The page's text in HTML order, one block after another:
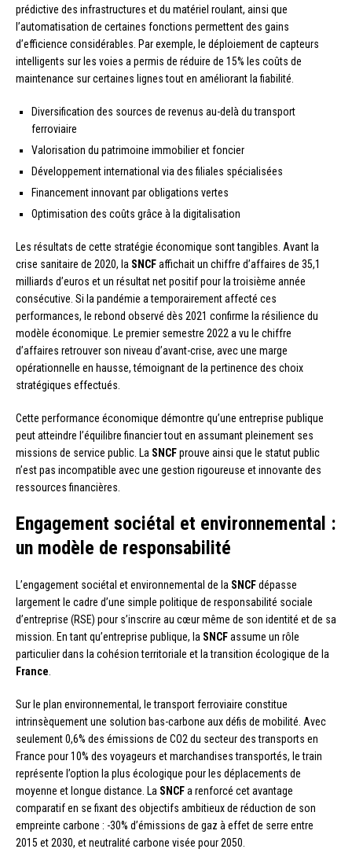
prédictive des infrastructures et du matériel roulant, ainsi que
l’automatisation de certaines fonctions permettent des gains
d’efficience considérables. Par exemple, le déploiement de capteurs
intelligents sur les voies a permis de réduire de 15% les coûts de
maintenance sur certaines lignes tout en améliorant la fiabilité.
Diversification des sources de revenus au-delà du transport
ferroviaire
Valorisation du patrimoine immobilier et foncier
Développement international via des filiales spécialisées
Financement innovant par obligations vertes
Optimisation des coûts grâce à la digitalisation
Les résultats de cette stratégie économique sont tangibles. Avant la
crise sanitaire de 2020, la SNCFaffichait un chiffre d’affaires de 35,1
milliards d’euros et un résultat net positif pour la troisième année
consécutive. Si la pandémie a temporairement affecté ces
performances, le rebond observé dès 2021 confirme la résilience du
modèle économique. Le premier semestre 2022 a vu le chiffre
d’affaires retrouver son niveau d’avant-crise, avec une marge
opérationnelle en hausse, témoignant de la pertinence des choix
stratégiques effectués.
Cette performance économique démontre qu’une entreprise publique
peut atteindre l’équilibre financier tout en assumant pleinement ses
missions de service public. La SNCFprouve ainsi que le statut public
n’est pas incompatible avec une gestion rigoureuse et innovante des
ressources financières.
Engagement sociétal et environnemental :
un modèle de responsabilité
L’engagement sociétal et environnemental de la SNCFdépasse
largement le cadre d’une simple politique de responsabilité sociale
d’entreprise (RSE) pour s’inscrire au cœur même de son identité et de sa
mission. En tant qu’entreprise publique, la SNCFassume un rôle
particulier dans la cohésion territoriale et la transition écologique de la
France.
Sur le plan environnemental, le transport ferroviaire constitue
intrinsèquement une solution bas-carbone aux défis de mobilité. Avec
seulement 0,6% des émissions de CO2 du secteur des transports en
France pour 10% des voyageurs et marchandises transportés, le train
représente l’option la plus écologique pour les déplacements de
moyenne et longue distance. La SNCFa renforcé cet avantage
comparatif en se fixant des objectifs ambitieux de réduction de son
empreinte carbone : -30% d’émissions de gaz à effet de serre entre
2015 et 2030, et neutralité carbone visée pour 2050.